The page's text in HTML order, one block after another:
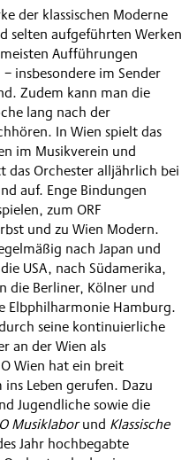
der klassischen Moderne
selten aufgeführten Werken
Aufführungen
insbesondere im Sender
Zudem kann man die
lang nach der
In Wien spielt das
im Musikverein und
das Orchester alljährlich bei
auf. Enge Bindungen
zum ORF
und zu Wien Modern.
nach Japan und
USA, nach Südamerika,
die Berliner, Kölner und
Elbphilharmonie Hamburg.
seine kontinuierliche
an der Wien als
Wien hat ein breit
Leben gerufen. Dazu
Jugendliche sowie die
Musiklaborund Klassische
Jahr hochbegabte